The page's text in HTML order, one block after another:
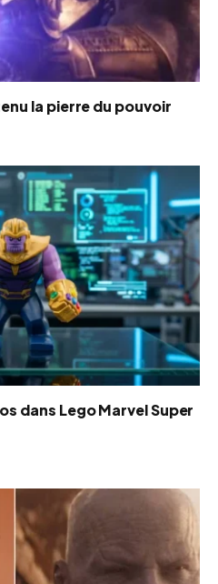
la pierre du pouvoir
dans Lego Marvel Super